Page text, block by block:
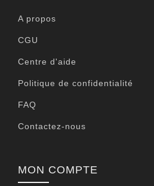
A propos
CGU
Centre d'aide
Politique de confidentialité
FAQ
Contactez-nous
MON COMPTE